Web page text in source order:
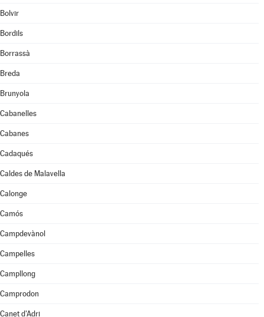
Bolvir
Bordils
Borrassà
Breda
Brunyola
Cabanelles
Cabanes
Cadaqués
Caldes de Malavella
Calonge
Camós
Campdevànol
Campelles
Campllong
Camprodon
Canet d'Adri